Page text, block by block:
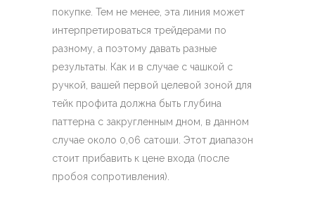
покупке. Тем не менее, эта линия может
интерпретироваться трейдерами по
разному, а поэтому давать разные
результаты. Как и в случае с чашкой с
ручкой, вашей первой целевой зоной для
тейк профита должна быть глубина
паттерна с закругленным дном, в данном
случае около 0,06 сатоши. Этот диапазон
стоит прибавить к цене входа (после
пробоя сопротивления).